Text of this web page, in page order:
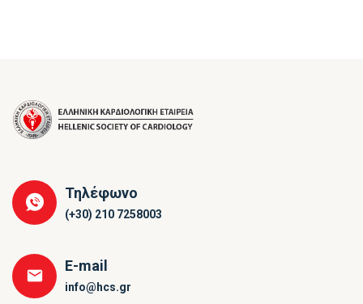
Τηλέφωνο
(+30) 210 7258003
E-mail
info@hcs.gr